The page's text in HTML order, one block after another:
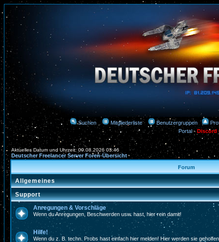
Suchen Mitgliederliste Benutzergruppen
Portal-Discord
Aktuelles Datum und Uhrzeit: 09.08.2026 03:46
Deutscher Freelancer Server Foren-Übersicht
Forum
Allgemeines
Support
Anregungen & Vorschläge
Wenn du Anregungen, Beschwerden usw. hast, hier rein damit!
Hilfe!
Wenn du z. B. techn. Probs hast einfach hier melden! Hier werden sie